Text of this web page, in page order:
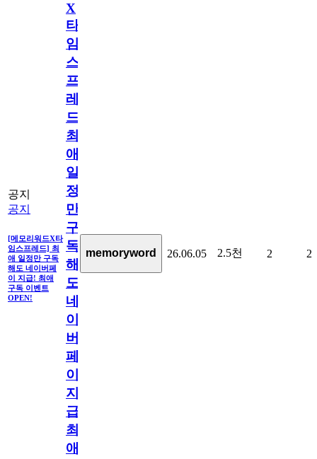
공지
공지
[메모리워드X타
임스프레드] 최
애 일정만 구독
해도 네이버페
이 지급! 최애
구독 이벤트
OPEN!
X
타
임
스
프
레
드]
최
애
일
정
만
구
독
해
도
네
이
버
페
이
지
급!
최
애
memoryword 26.06.05 2.5천 2 2